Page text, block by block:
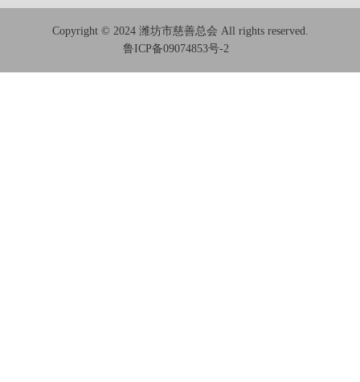
Copyright © 2024 潍坊市慈善总会 All rights reserved.
鲁ICP备09074853号-2